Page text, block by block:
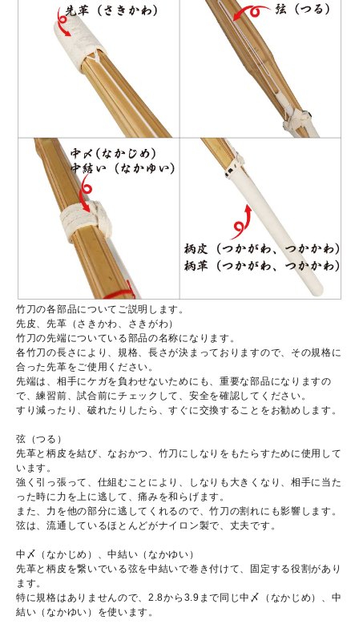
竹刀の各部品についてご説明します。
先皮、先革（さきかわ、さきがわ）
竹刀の先端についている部品の名称になります。
各竹刀の長さにより、規格、長さが決まっておりますので、その規格に
合った先革をご使用ください。
先端は、相手にケガを負わせないためにも、重要な部品になりますの
で、練習前、試合前にチェックして、安全を確認してください。
すり減ったり、破れたりしたら、すぐに交換することをお勧めします。
弦（つる）
先革と柄皮を結び、なおかつ、竹刀にしなりをもたらすために使用して
います。
強く引っ張って、仕組むことにより、しなりも大きくなり、相手に当た
った時に力を上に逃して、痛みを和らげます。
また、力を他の部分に逃してくれるので、竹刀の割れにも影響します。
弦は、流通しているほとんどがナイロン製で、丈夫です。
中〆（なかじめ）、中結い（なかゆい）
先革と柄皮を繋いでいる弦を中結いで巻き付けて、固定する役割があり
ます。
特に規格はありませんので、2.8から3.9まで同じ中〆（なかじめ）、中
結い（なかゆい）を使います。